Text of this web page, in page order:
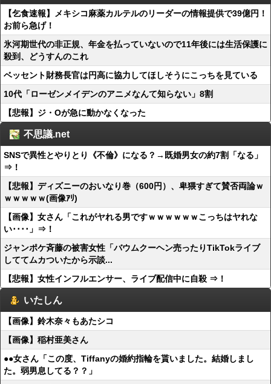
【乞食速報】メキシコ麻薬カルテルのリーダーの情報提供で39億円！
お前ら急げ！
氷河期世代の非正規、年金を払っていないので11年後には生活保護に
殺到、どうすんのこれ
ベッセント財務長官は円高に協力してほしそうにこっちを見ている
10代「ローゼンメイデンのアニメなんて知らない」8割
【悲報】ジ・Oが急に動かなくなった
不思議.net
SNSで異性とやりとり《不倫》になる？→既婚男女の約7割「なる」
⇒！
【悲報】ディズニーのおいなり巻（600円）、卑猥すぎて賛否両論ｗ
ｗｗｗｗｗ(画像ｱﾘ)
【画像】女さん「これがヤれる男ですｗｗｗｗｗｗこっちはヤれな
い････」⇒！
ジャンポケ斉藤の被害女性「バウムクーヘン売ったりTikTokライブ
しててムカついたから示談...
【悲報】女性インフルエンサー、ライブ配信中に自殺 ⇒！
いたしん
【画像】鈴木奈々もあたシコ
【画像】稲村亜美さん
●●女さん「この度、Tiffanyの婚約指輪を貰いました。結婚しまし
た。弱男息してる？？」